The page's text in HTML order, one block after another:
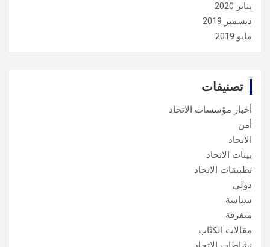
يناير 2020
ديسمبر 2019
مايو 2019
تصنيفات
أخبار مؤسسات الاتحاد
أمن
الاتحاد
بينات الاتحاد
تطبيقات الاتحاد
دولي
سياسة
متفرقة
مقالات الكتّاب